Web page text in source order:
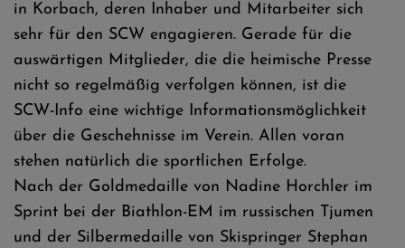
in Korbach, deren Inhaber und Mitarbeiter sich
sehr für den SCW engagieren. Gerade für die
auswärtigen Mitglieder, die die heimische Presse
nicht so regelmäßig verfolgen können, ist die
SCW-Info eine wichtige Informationsmöglichkeit
über die Geschehnisse im Verein. Allen voran
stehen natürlich die sportlichen Erfolge.
Nach der Goldmedaille von Nadine Horchler im
Sprint bei der Biathlon-EM im russischen Tjumen
und der Silbermedaille von Skispringer Stephan